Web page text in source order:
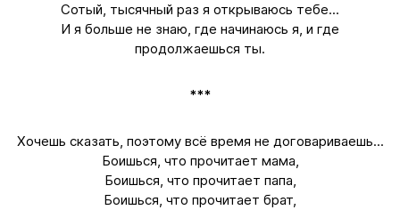
Сотый, тысячный раз я открываюсь тебе...
И я больше не знаю, где начинаюсь я, и где
продолжаешься ты.
***
Хочешь сказать, поэтому всё время не договариваешь...
Боишься, что прочитает мама,
Боишься, что прочитает папа,
Боишься, что прочитает брат,